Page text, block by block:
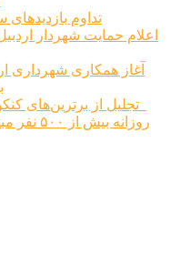
تداوم